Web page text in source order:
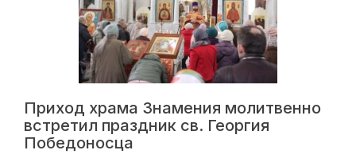
Приход храма Знамения молитвенно
встретил праздник св. Георгия
Победоносца